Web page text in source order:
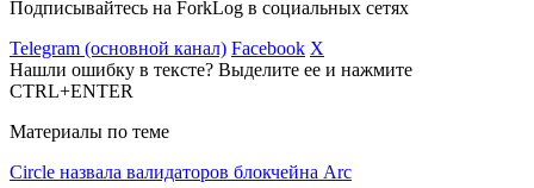
Подписывайтесь на ForkLog в социальных сетях
Telegram (основной канал) Facebook X
Нашли ошибку в тексте? Выделите ее и нажмите
CTRL+ENTER
Материалы по теме
Circle назвала валидаторов блокчейна Arc